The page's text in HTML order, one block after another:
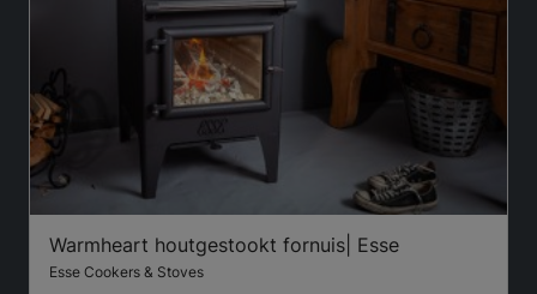
Warmheart houtgestookt fornuis| Esse
Esse Cookers & Stoves